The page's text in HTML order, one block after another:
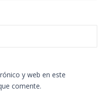
y web en este
comente.